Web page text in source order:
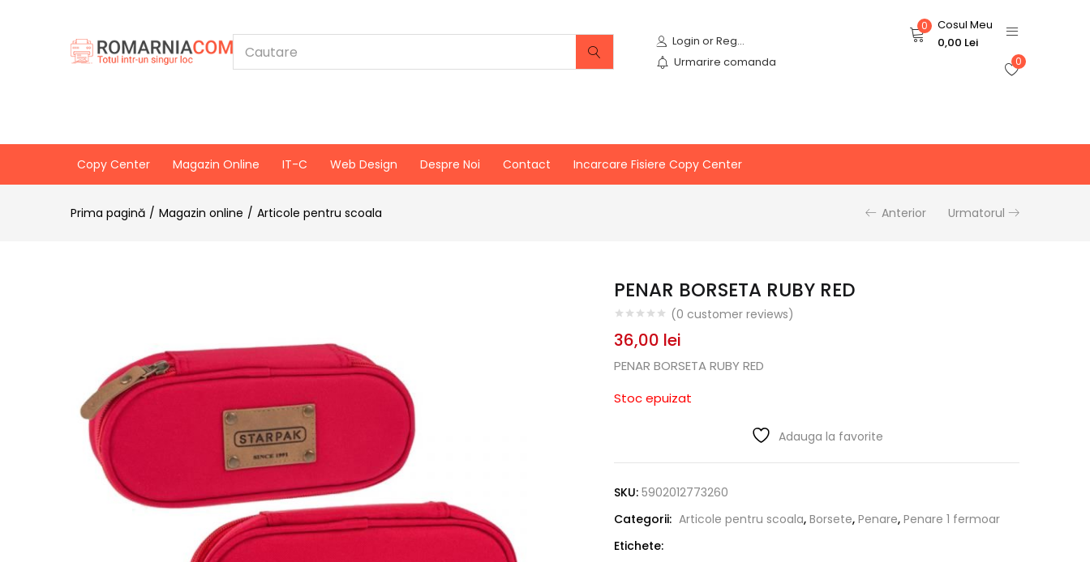
Login or Register
Urmarire comanda
0
Cosul Meu
0,00 Lei
0
Copy Center Magazin Online IT-C Web Design Despre Noi Contact Incarcare Fisiere Copy Center
Prima pagină Magazin online Articole pentru scoala Anterior Urmatorul
PENAR BORSETA RUBY RED
(0 customer reviews)
36,00 lei
PENAR BORSETA RUBY RED
Stoc epuizat
Adauga la favorite
SKU: 5902012773260
Categorii: Articole pentru scoala, Borsete, Penare, Penare 1 fermoar
Etichete: